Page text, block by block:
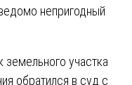
непригодный
земельного участка
обратился в суд с